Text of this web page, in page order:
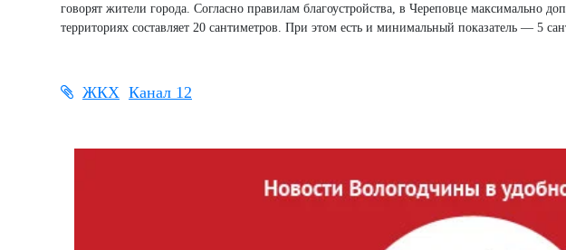
говорят жители города. Согласно правилам благоустройства, в Череповце максимально
территориях составляет 20 сантиметров. При этом есть и минимальный показатель — 5
ЖКХ Канал 12